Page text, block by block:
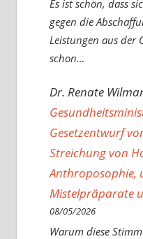
Es ist schön, dass
gegen die
Leistungen aus der
schon…
Dr. Renate
Gesetzentwurf
Streichung von
Anthroposophie,
Mistelpräparate
08/05/2026
Warum diese